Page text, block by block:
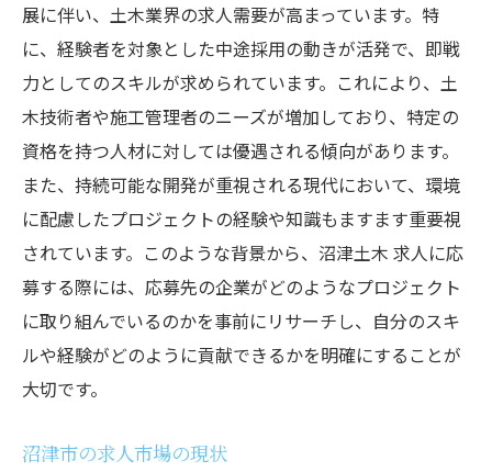
展に伴い、土木業界の求人需要が高まっています。特
に、経験者を対象とした中途採用の動きが活発で、即戦
力としてのスキルが求められています。これにより、土
木技術者や施工管理者のニーズが増加しており、特定の
資格を持つ人材に対しては優遇される傾向があります。
また、持続可能な開発が重視される現代において、環境
に配慮したプロジェクトの経験や知識もますます重要視
されています。このような背景から、沼津土木 求人に応
募する際には、応募先の企業がどのようなプロジェクト
に取り組んでいるのかを事前にリサーチし、自分のスキ
ルや経験がどのように貢献できるかを明確にすることが
大切です。
沼津市の求人市場の現状